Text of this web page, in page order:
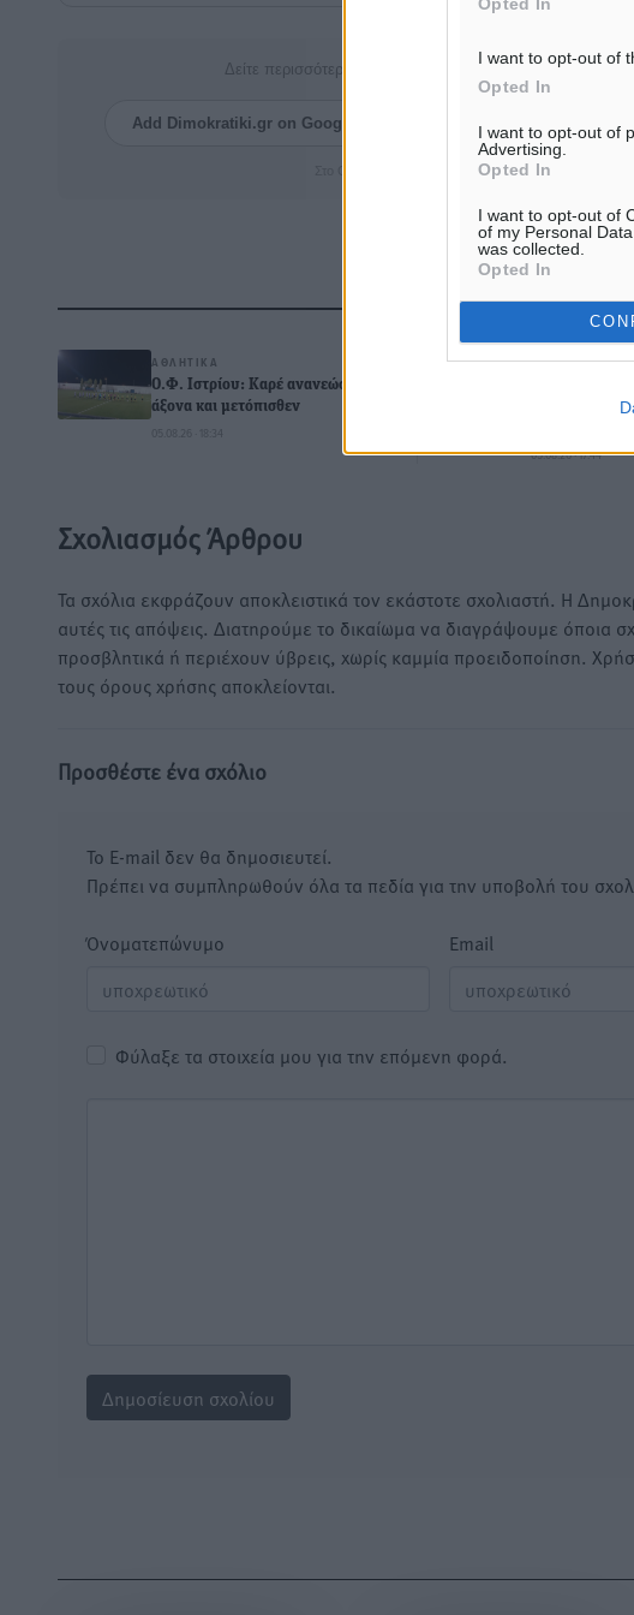
I want to opt-out of
Opted In
I want to opt-out of
Advertising.
Opted In
I want to opt-out of
of my Personal
was collected.
Opted In
Δείτε περισσότερα άρθρα μας στα αποτελέσματα
Add Dimokratiki.gr on Google ↗ Ακολουθήστε μας στο
Στο Google News πατήστε ★ Ακολουθήστε
ΔΙΑΒΑΣΕ
ΑΘΛΗΤΙΚΆ
Ο.Φ. Ιστρίου: Καρέ ανανεώσεων σε
άξονα και μετόπισθεν
05.08.26 · 18:34
ΑΘΛΗΤΙΚΆ
Τοντόροβ και
05.08.26 · 17:44
Σχολιασμός Άρθρου
Τα σχόλια εκφράζουν αποκλειστικά τον εκάστοτε σχολιαστή. Η
αυτές τις απόψεις. Διατηρούμε το δικαίωμα να διαγράψουμε όποια
προσβλητικά ή περιέχουν ύβρεις, χωρίς καμμία προειδοποίηση.
τους όρους χρήσης αποκλείονται.
Προσθέστε ένα σχόλιο
Το E-mail δεν θα δημοσιευτεί.
Πρέπει να συμπληρωθούν όλα τα πεδία για την υποβολή του
Όνοματεπώνυμο Email
Φύλαξε τα στοιχεία μου για την επόμενη φορά.